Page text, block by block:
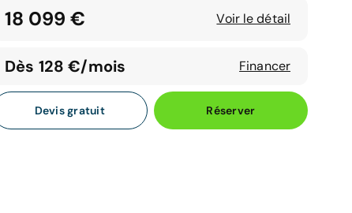
18 099 € Voir le détail
Dès 128 €/mois Financer
Devis gratuit Réserver